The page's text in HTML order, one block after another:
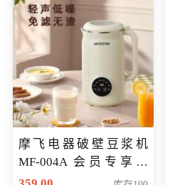
摩飞电器破壁豆浆机
MF-004A 会员专享价
168元